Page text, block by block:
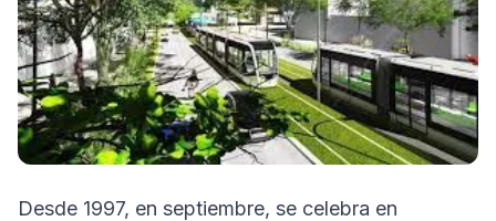
Desde 1997, en septiembre, se celebra en